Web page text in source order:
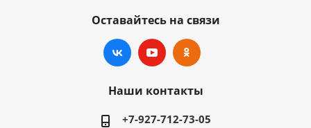
Оставайтесь на связи
Наши контакты
+7-927-712-73-05